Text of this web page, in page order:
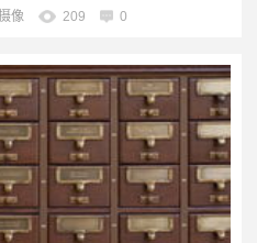
何设备在长期使用过程中都会出
像 209 0